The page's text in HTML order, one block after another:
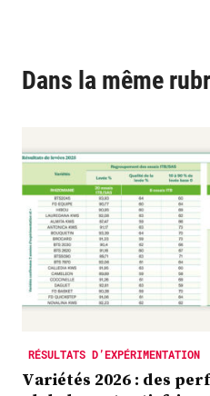
Dans la même
RÉSULTATS D’EXPÉRIMENTATION
Variétés 2026 : des